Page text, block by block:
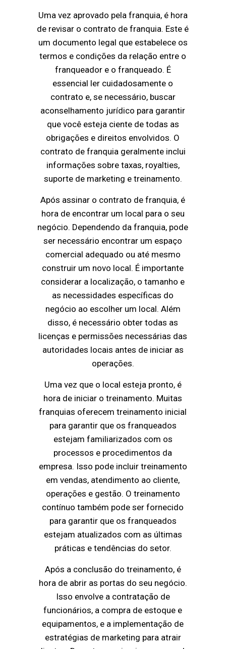
Uma vez aprovado pela franquia, é hora
de revisar o contrato de franquia. Este é
um documento legal que estabelece os
termos e condições da relação entre o
franqueador e o franqueado. É
essencial ler cuidadosamente o
contrato e, se necessário, buscar
aconselhamento jurídico para garantir
que você esteja ciente de todas as
obrigações e direitos envolvidos. O
contrato de franquia geralmente inclui
informações sobre taxas, royalties,
suporte de marketing e treinamento.
Após assinar o contrato de franquia, é
hora de encontrar um local para o seu
negócio. Dependendo da franquia, pode
ser necessário encontrar um espaço
comercial adequado ou até mesmo
construir um novo local. É importante
considerar a localização, o tamanho e
as necessidades específicas do
negócio ao escolher um local. Além
disso, é necessário obter todas as
licenças e permissões necessárias das
autoridades locais antes de iniciar as
operações.
Uma vez que o local esteja pronto, é
hora de iniciar o treinamento. Muitas
franquias oferecem treinamento inicial
para garantir que os franqueados
estejam familiarizados com os
processos e procedimentos da
empresa. Isso pode incluir treinamento
em vendas, atendimento ao cliente,
operações e gestão. O treinamento
contínuo também pode ser fornecido
para garantir que os franqueados
estejam atualizados com as últimas
práticas e tendências do setor.
Após a conclusão do treinamento, é
hora de abrir as portas do seu negócio.
Isso envolve a contratação de
funcionários, a compra de estoque e
equipamentos, e a implementação de
estratégias de marketing para atrair